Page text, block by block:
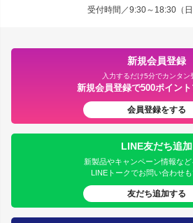
受付時間／9:30～18:30（日
新規会員登録
入力するだけ5分でカンタン
新規会員登録で500ポイン
会員登録をする
LINE友だち追加
新製品やキャンペーン情報など
LINEトークでお問い合わせ
友だち追加する